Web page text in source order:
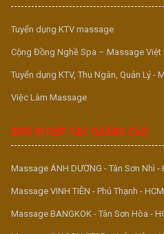
Tuyển dụng KTV massage
Cộng Đồng Nghề Spa – Massage Việt
Tuyển dụng KTV, Thu Ngân, Quản Lý -
Việc Làm Massage
ĐƠN VỊ HỢP TÁC QUẢNG CÁO
Massage ÁNH DƯƠNG - Tân Sơn Nhì -
Massage VINH TIÊN - Phú Thạnh - HCM
Massage BANGKOK - Tân Sơn Hòa -